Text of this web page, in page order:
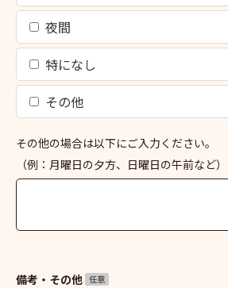
夜間
特になし
その他
その他の場合は以下にご入力ください。
（例：月曜日の夕方、日曜日の午前など）
備考・その他 任意